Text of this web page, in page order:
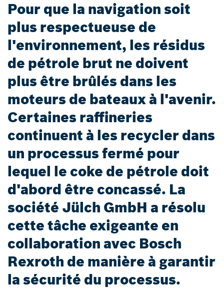
Pour que la navigation soit
plus respectueuse de
l'environnement, les résidus
de pétrole brut ne doivent
plus être brûlés dans les
moteurs de bateaux à l'avenir.
Certaines raffineries
continuent à les recycler dans
un processus fermé pour
lequel le coke de pétrole doit
d'abord être concassé. La
société Jülch GmbH a résolu
cette tâche exigeante en
collaboration avec Bosch
Rexroth de manière à garantir
la sécurité du processus.